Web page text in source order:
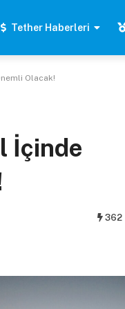
Tether Haberleri
Olacak!
İçinde
362